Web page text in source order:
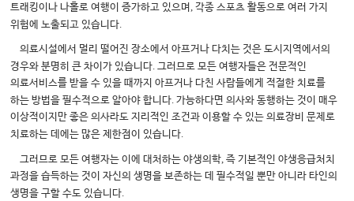
트래킹이나 나홀로 여행이 증가하고 있으며,각종 스포츠 활동으로 여러 가지
위험에 노출되고 있습니다.
의료시설에서 멀리 떨어진 장소에서 아프거나 다치는 것은 도시지역에서의
경우와 분명히 큰 차이가 있습니다.그러므로 모든 여행자들은 전문적인
의료서비스를 받을 수 있을 때까지 아프거나 다친 사람들에게 적절한 치료를
하는 방법을 필수적으로 알아야 합니다.가능하다면 의사와 동행하는 것이 매우
이상적이지만 좋은 의사라도 지리적인 조건과 이용할 수 있는 의료장비 문제로
치료하는 데에는 많은 제한점이 있습니다.
그러므로 모든 여행자는 이에 대처하는 야생의학, 즉 기본적인 야생응급처치
과정을 습득하는 것이 자신의 생명을 보존하는 데 필수적일 뿐만 아니라 타인의
생명을 구할 수도 있습니다.